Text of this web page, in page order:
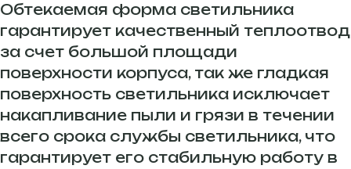
Обтекаемая форма светильника
гарантирует качественный теплоотвод
за счет большой площади
поверхности корпуса, так же гладкая
поверхность светильника исключает
накапливание пыли и грязи в течении
всего срока службы светильника, что
гарантирует его стабильную работу в